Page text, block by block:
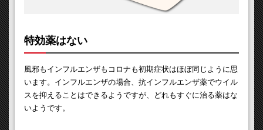
特効薬はない
風邪もインフルエンザもコロナも初期症状はほぼ同じように思
います。インフルエンザの場合、抗インフルエンザ薬でウイル
スを抑えることはできるようですが、どれもすぐに治る薬はな
いようです。